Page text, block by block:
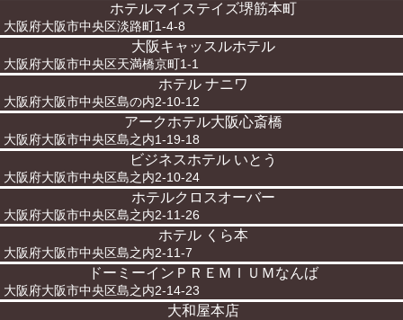
ホテルマイステイズ堺筋本町
大阪府大阪市中央区淡路町1-4-8
大阪キャッスルホテル
大阪府大阪市中央区天満橋京町1-1
ホテル ナニワ
大阪府大阪市中央区島の内2-10-12
アークホテル大阪心斎橋
大阪府大阪市中央区島之内1-19-18
ビジネスホテル いとう
大阪府大阪市中央区島之内2-10-24
ホテルクロスオーバー
大阪府大阪市中央区島之内2-11-26
ホテル くら本
大阪府大阪市中央区島之内2-11-7
ドーミーインＰＲＥＭＩＵＭなんば
大阪府大阪市中央区島之内2-14-23
大和屋本店